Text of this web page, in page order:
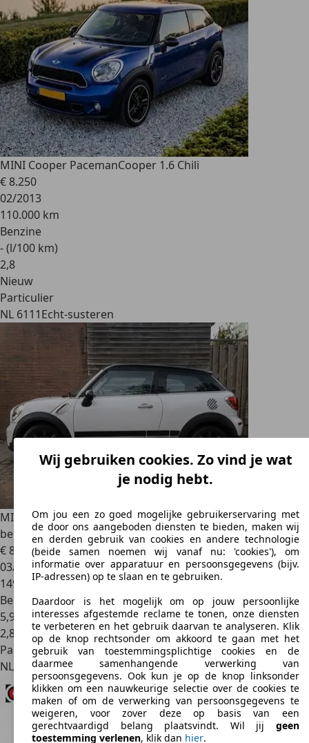
MINI Cooper PacemanCooper 1.6 Chili
€ 8.250
02/2013
110.000 km
Benzine
- (l/100 km)
2,8
Nieuw
Particulier
NL 6111Echt-susteren
MINI Cooper PacemanMINI Paceman 1.6 | APK | Grote
beurt & 4 nieuwe ba
€ 8.450
03/2013
149.000 km
Benzine
5,9 l/100 km (gem.)
2,8
Particulier
NL 1271Huizen
Wij gebruiken cookies. Zo vind je wat
je nodig hebt.
Om jou een zo goed mogelijke gebruikerservaring met
de door ons aangeboden diensten te bieden, maken wij
en derden gebruik van cookies en andere technologie
(beide samen noemen wij vanaf nu: 'cookies'), om
informatie over apparatuur en persoonsgegevens (bijv.
IP-adressen) op te slaan en te gebruiken.
Daardoor is het mogelijk om op jouw persoonlijke
interesses afgestemde reclame te tonen, onze diensten
te verbeteren en het gebruik daarvan te analyseren. Klik
op de knop rechtsonder om akkoord te gaan met het
gebruik van toestemmingsplichtige cookies en de
daarmee samenhangende verwerking van
persoonsgegevens. Ook kun je op de knop linksonder
klikken om een nauwkeurige selectie over de cookies te
maken of om de verwerking van persoonsgegevens te
weigeren, voor zover deze op basis van een
gerechtvaardigd belang plaatsvindt. Wil jij geen
toestemming verlenen, klik dan hier.